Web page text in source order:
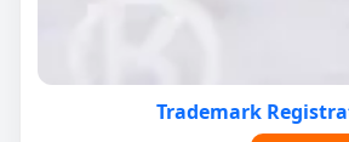
Trademark